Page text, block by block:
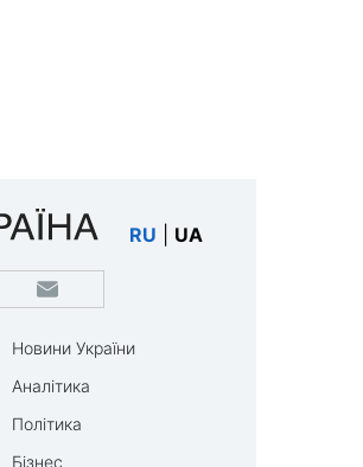
RU UA
Новини України
Аналітика
Політика
Бізнес